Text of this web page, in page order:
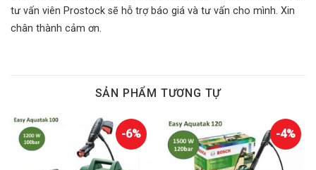
tư vấn viên Prostock sẽ hỗ trợ báo giá và tư vấn cho mình. Xin
chân thành cảm ơn.
SẢN PHẨM TƯƠNG TỰ
-6% -4%